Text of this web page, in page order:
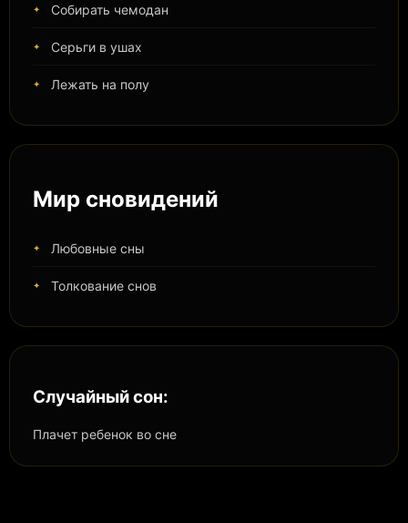
Собирать чемодан
Серьги в ушах
Лежать на полу
Мир сновидений
Любовные сны
Толкование снов
Случайный сон:
Плачет ребенок во сне